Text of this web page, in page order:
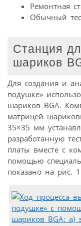
Ремонтная
Обычный
Станция
шариков
Для создания и
подушке»
шариков BGA.
матрицей
35×35 мм
разработанную
платы вместе с
помощью
показано на рис.